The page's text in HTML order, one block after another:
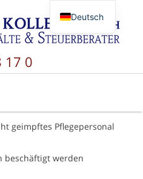
17 0
geimpftes Pflegepersonal
beschäftigt werden
Deutsch
English
简体中文